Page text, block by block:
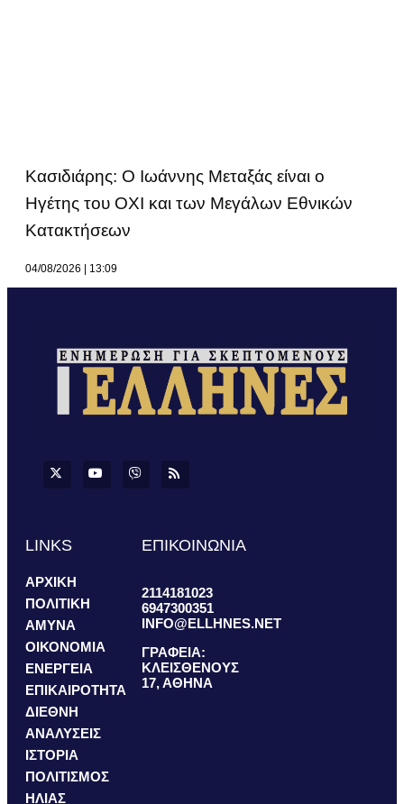
Κασιδιάρης: Ο Ιωάννης Μεταξάς είναι ο
Ηγέτης του ΟΧΙ και των Μεγάλων Εθνικών
Κατακτήσεων
04/08/2026 13:09
LINKS
ΑΡΧΙΚΗ
ΠΟΛΙΤΙΚΗ
ΑΜΥΝΑ
ΟΙΚΟΝΟΜΙΑ
ΕΝΕΡΓΕΙΑ
ΕΠΙΚΑΙΡΟΤΗΤΑ
ΔΙΕΘΝΗ
ΑΝΑΛΥΣΕΙΣ
ΙΣΤΟΡΙΑ
ΠΟΛΙΤΙΣΜΟΣ
ΗΛΙΑΣ
ΕΠΙΚΟΙΝΩΝΙΑ
2114181023
6947300351
INFO@ELLHNES.NET
ΓΡΑΦΕΙΑ:
ΚΛΕΙΣΘΕΝΟΥΣ
17, ΑΘΗΝΑ